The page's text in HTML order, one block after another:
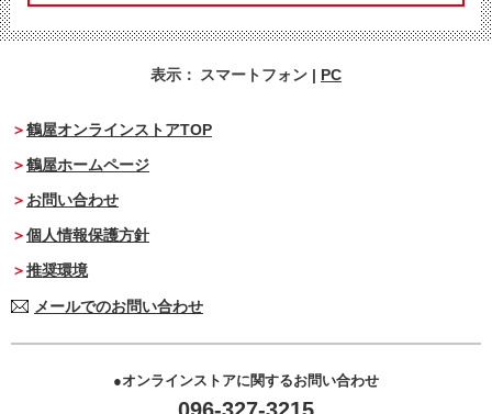
表示： スマートフォン | PC
鶴屋オンラインストアTOP
鶴屋ホームページ
お問い合わせ
個人情報保護方針
推奨環境
メールでのお問い合わせ
オンラインストアに関するお問い合わせ
096-327-3215